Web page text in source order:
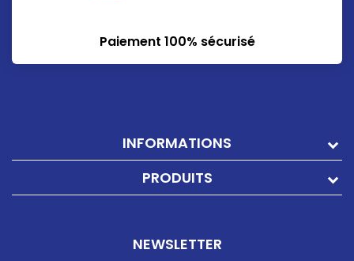
Paiement 100% sécurisé
INFORMATIONS
PRODUITS
NEWSLETTER